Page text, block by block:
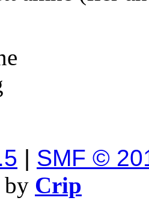
| SMF ©
by Crip